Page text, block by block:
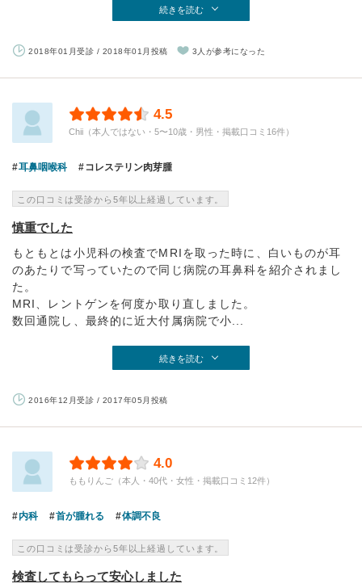
続きを読む
2018年01月受診 / 2018年01月投稿 3人が参考になった
4.5
Chii（本人ではない・5〜10歳・男性・掲載口コミ16件）
耳鼻咽喉科 コレステリン肉芽腫
この口コミは受診から5年以上経過しています。
慎重でした
もともとは小児科の検査でMRIを取った時に、白いものが耳
のあたりで写っていたので同じ病院の耳鼻科を紹介されまし
た。
MRI、レントゲンを何度か取り直しました。
数回通院し、最終的に近大付属病院で小...
続きを読む
2016年12月受診 / 2017年05月投稿
4.0
ももりんご（本人・40代・女性・掲載口コミ12件）
内科 首が腫れる 体調不良
この口コミは受診から5年以上経過しています。
検査してもらって安心しました